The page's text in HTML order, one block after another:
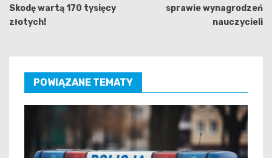
Skodę wartą 170 tysięcy
złotych!
sprawie wynagrodzeń
nauczycieli
POWIĄZANE TEMATY